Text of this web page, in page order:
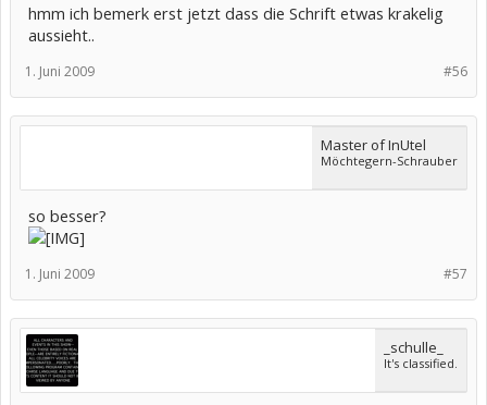
hmm ich bemerk erst jetzt dass die Schrift etwas krakelig
aussieht..
#56
1. Juni 2009
Master of InUtel
Möchtegern-Schrauber
so besser?
#57
1. Juni 2009
_schulle_
It's classified.